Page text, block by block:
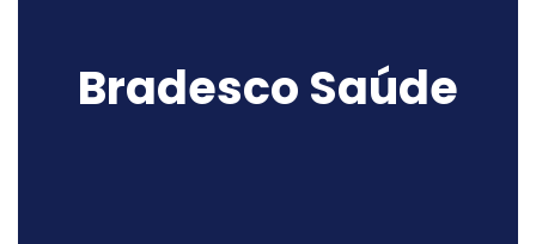
Bradesco Saúde